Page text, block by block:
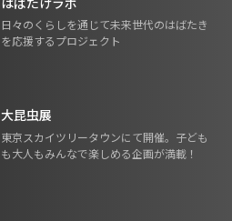
日々のくらしを通じて未来世代のはばたき
を応援するプロジェクト
大昆虫展
東京スカイツリータウンにて開催。子ども
も大人もみんなで楽しめる企画が満載！